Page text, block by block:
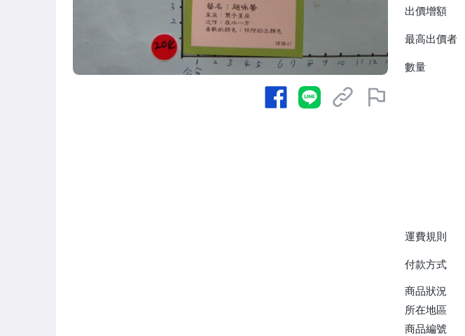
出價增額
最高出價者
數量
運費規則
付款方式
商品狀況
所在地區
商品編號